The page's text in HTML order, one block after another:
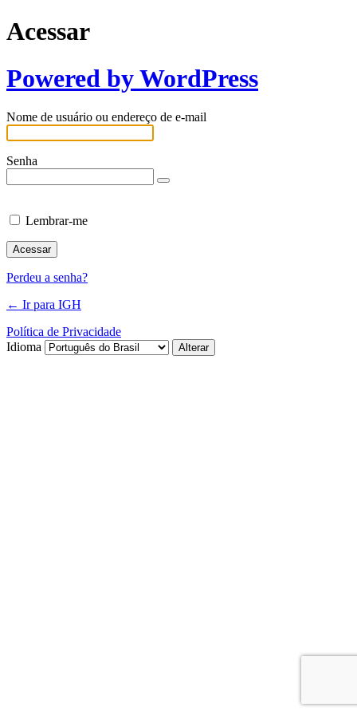
Acessar
Powered by WordPress
Nome de usuário ou endereço de e-mail
Senha
Lembrar-me
Perdeu a senha?
← Ir para IGH
Política de Privacidade
Idioma